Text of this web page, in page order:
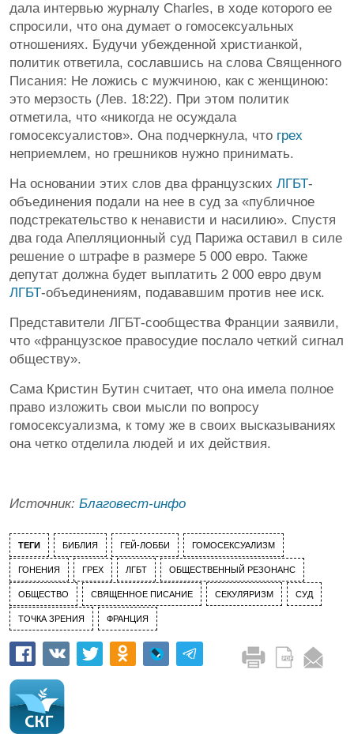
дала интервью журналу Charles, в ходе которого ее
спросили, что она думает о гомосексуальных
отношениях. Будучи убежденной христианкой,
политик ответила, сославшись на слова Священного
Писания: Не ложись с мужчиною, как с женщиною:
это мерзость (Лев. 18:22). При этом политик
отметила, что «никогда не осуждала
гомосексуалистов». Она подчеркнула, что грех
неприемлем, но грешников нужно принимать.
На основании этих слов два французских ЛГБТ-
объединения подали на нее в суд за «публичное
подстрекательство к ненависти и насилию». Спустя
два года Апелляционный суд Парижа оставил в силе
решение о штрафе в размере 5 000 евро. Также
депутат должна будет выплатить 2 000 евро двум
ЛГБТ-объединениям, подававшим против нее иск.
Представители ЛГБТ-сообщества Франции заявили,
что «французское правосудие послало четкий сигнал
обществу».
Сама Кристин Бутин считает, что она имела полное
право изложить свои мысли по вопросу
гомосексуализма, к тому же в своих высказываниях
она четко отделила людей и их действия.
Источник: Благовест-инфо
ТЕГИ БИБЛИЯ ГЕЙ-ЛОББИ ГОМОСЕКСУАЛИЗМ
ГОНЕНИЯ ГРЕХ ЛГБТ ОБЩЕСТВЕННЫЙ РЕЗОНАНС
ОБЩЕСТВО СВЯЩЕННОЕ ПИСАНИЕ СЕКУЛЯРИЗМ СУД
ТОЧКА ЗРЕНИЯ ФРАНЦИЯ